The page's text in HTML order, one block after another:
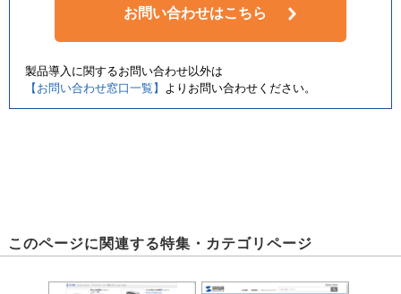
お問い合わせはこちら
製品導入に関するお問い合わせ以外は
【お問い合わせ窓口一覧】 よりお問い合わせください。
このページに関連する特集・カテゴリページ